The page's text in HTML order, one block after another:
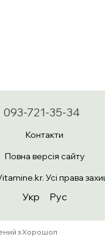
093-721-35-34
Контакти
Повна версія сайту
Усі права
Укр Рус
з Хорошоп